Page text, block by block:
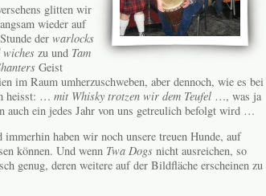
glitten wir
wieder auf
der warlocks
wiches zu und Tam
Geist
im Raum umherzuschweben, aber dennoch, wie es bei
heisst: … mit Whisky trotzen wir dem Teufel …, was ja
auch ein jedes Jahr von uns getreulich befolgt wird …
immerhin haben wir noch unsere treuen Hunde, auf
können. Und wenn Twa Dogs nicht ausreichen, so
genug, deren weitere auf der Bildfläche erscheinen zu